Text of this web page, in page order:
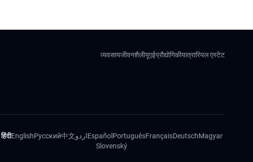
व्यवसायजीवनशैलीयूएईप्रौद्योगिकीयात्रारियल एस्टेट
हिंदीEnglishРусский中文اردوEspañol PortuguêsFrançaisDeutschMagyar
Slovenský